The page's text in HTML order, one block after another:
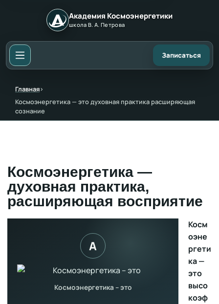
Академия Космоэнергетики
школа В. А. Петрова
Записаться
Главная›
Космоэнергетика — это духовная практика расширяющая
сознание
Космоэнергетика —
духовная практика,
расширяющая восприятие
Косм
оэне
ргети
ка —
это
высо
коэф